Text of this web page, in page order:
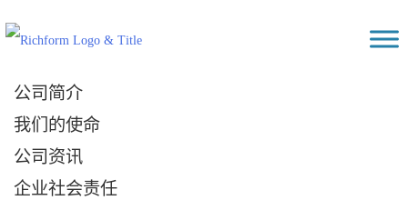
to
content
公司简介
我们的使命
公司资讯
企业社会责任